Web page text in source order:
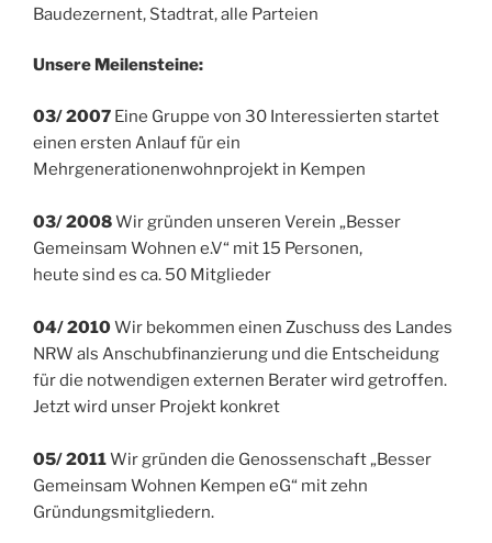
Baudezernent, Stadtrat, alle Parteien
Unsere Meilensteine:
03/ 2007 Eine Gruppe von 30 Interessierten startet
einen ersten Anlauf für ein
Mehrgenerationenwohnprojekt in Kempen
03/ 2008Wir gründen unseren Verein „Besser
Gemeinsam Wohnen e.V“ mit 15 Personen,
heute sind es ca. 50 Mitglieder
04/ 2010Wir bekommen einen Zuschuss des Landes
NRW als Anschubfinanzierung und die Entscheidung
für die notwendigen externen Berater wird getroffen.
Jetzt wird unser Projekt konkret
05/ 2011Wir gründen die Genossenschaft „Besser
Gemeinsam Wohnen Kempen eG“ mit zehn
Gründungsmitgliedern.